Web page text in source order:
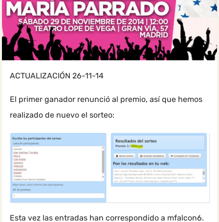
ACTUALIZACIÓN 26-11-14
El primer ganador renunció al premio, así que hemos
realizado de nuevo el sorteo:
Esta vez las entradas han correspondido a mfalcon6.